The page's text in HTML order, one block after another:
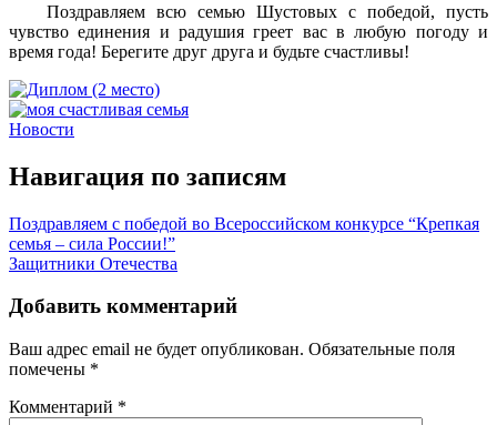
Поздравляем всю семью Шустовых с победой, пусть
чувство единения и радушия греет вас в любую погоду и
время года! Берегите друг друга и будьте счастливы!
Новости
Навигация по записям
Поздравляем с победой во Всероссийском конкурсе “Крепкая
семья – сила России!”
Защитники Отечества
Добавить комментарий
Ваш адрес email не будет опубликован. Обязательные поля
помечены *
Комментарий *